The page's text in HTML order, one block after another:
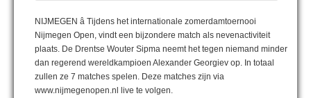
NIJMEGEN â Tijdens het internationale zomerdamtoernooi
Nijmegen Open, vindt een bijzondere match als nevenactiviteit
plaats. De Drentse Wouter Sipma neemt het tegen niemand minder
dan regerend wereldkampioen Alexander Georgiev op. In totaal
zullen ze 7 matches spelen. Deze matches zijn via
www.nijmegenopen.nl live te volgen.